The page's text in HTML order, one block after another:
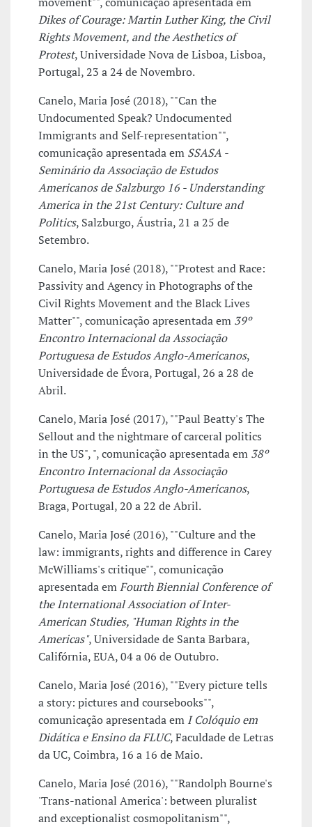
Dikes of Courage: Martin Luther King, the Civil
Rights Movement, and the Aesthetics of
Protest, Universidade Nova de Lisboa, Lisboa,
Portugal, 23 a 24 de Novembro.
Canelo, Maria José (2018), ""Can the
Undocumented Speak? Undocumented
Immigrants and Self-representation"",
comunicação apresentada em SSASA -
Seminário da Associação de Estudos
Americanos de Salzburgo 16 - Understanding
America in the 21st Century: Culture and
Politics, Salzburgo, Áustria, 21 a 25 de
Setembro.
Canelo, Maria José (2018), ""Protest and Race:
Passivity and Agency in Photographs of the
Civil Rights Movement and the Black Lives
Matter"", comunicação apresentada em 39º
Encontro Internacional da Associação
Portuguesa de Estudos Anglo-Americanos,
Universidade de Évora, Portugal, 26 a 28 de
Abril.
Canelo, Maria José (2017), ""Paul Beatty's The
Sellout and the nightmare of carceral politics
in the US", ", comunicação apresentada em 38º
Encontro Internacional da Associação
Portuguesa de Estudos Anglo-Americanos,
Braga, Portugal, 20 a 22 de Abril.
Canelo, Maria José (2016), ""Culture and the
law: immigrants, rights and difference in Carey
McWilliams's critique"", comunicação
apresentada emFourth Biennial Conference of
the International Association of Inter-
American Studies, "Human Rights in the
Americas", Universidade de Santa Barbara,
Califórnia, EUA, 04 a 06 de Outubro.
Canelo, Maria José (2016), ""Every picture tells
a story: pictures and coursebooks"",
comunicação apresentada em I Colóquio em
Didática e Ensino da FLUC, Faculdade de Letras
da UC, Coimbra, 16 a 16 de Maio.
Canelo, Maria José (2016), ""Randolph Bourne's
'Trans-national America': between pluralist
and exceptionalist cosmopolitanism"",